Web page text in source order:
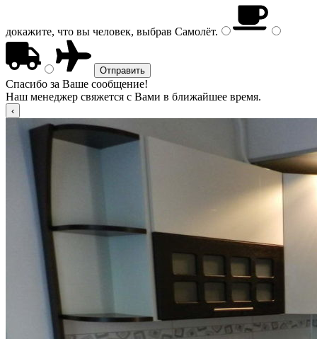
докажите, что вы человек, выбрав Самолёт.
Спасибо за Ваше сообщение!
Наш менеджер свяжется с Вами в ближайшее время.